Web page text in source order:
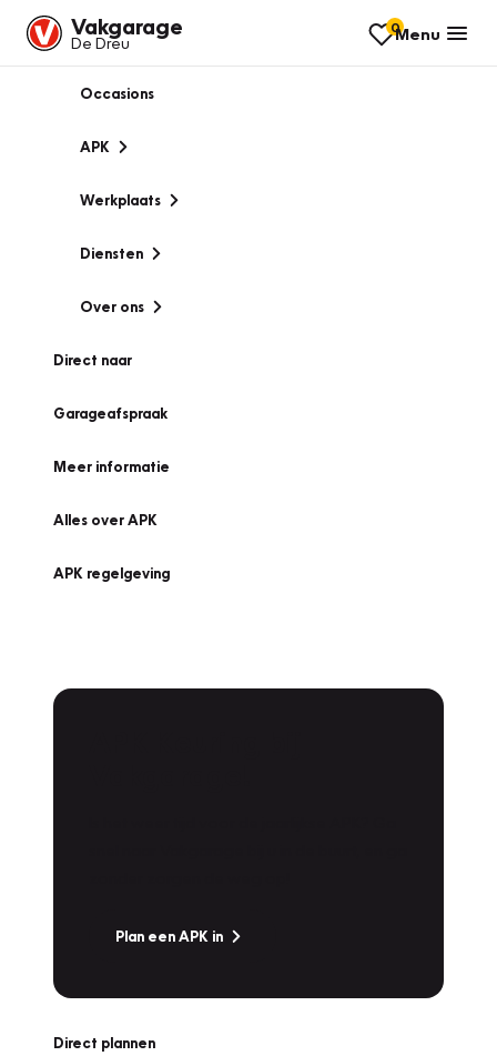
Vakgarage
De Dreu
0Menu
Occasions
APK
Werkplaats
Diensten
Over ons
Direct naar
Garageafspraak
Meer informatie
Alles over APK
APK regelgeving
Plan een APK in
Direct plannen